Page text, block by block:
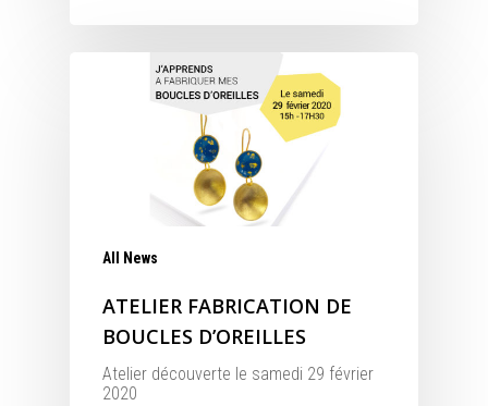
All News
ATELIER FABRICATION DE
BOUCLES D’OREILLES
Atelier découverte le samedi 29 février
2020